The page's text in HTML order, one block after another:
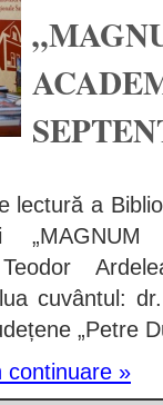
lectură a
cuvântul:
„Petre
continuare »